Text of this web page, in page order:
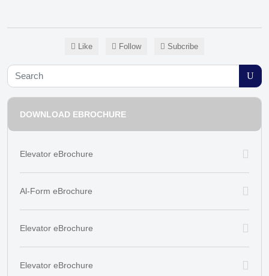
Like Follow Subcribe
DOWNLOAD EBROCHURE
Elevator eBrochure
Al-Form eBrochure
Elevator eBrochure
Elevator eBrochure